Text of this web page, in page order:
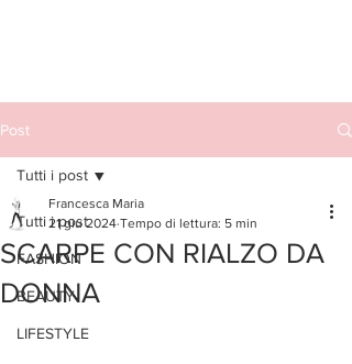
Post
Tutti i post
FASHION
BEAUTY
LIFESTYLE
Tutti i post
SCARPE CON RIALZO DA
DONNA
Francesca Maria
21 giu 2024 Tempo di lettura: 5 min